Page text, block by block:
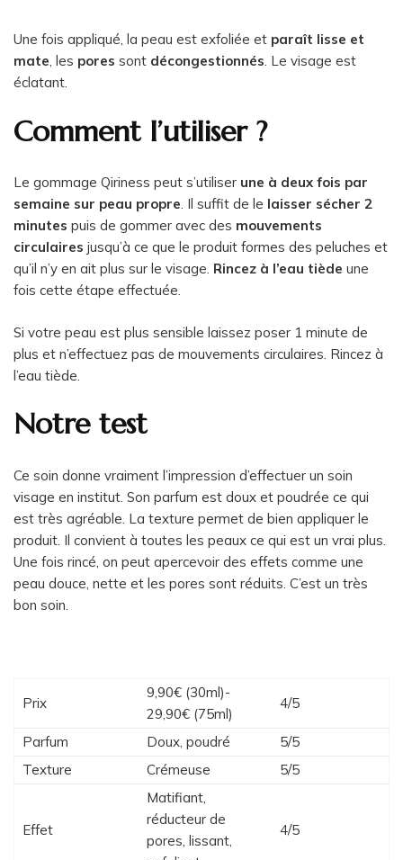
Une fois appliqué, la peau est exfoliée et paraît lisse et
mate, les pores sont décongestionnés. Le visage est
éclatant.
Comment l’utiliser ?
Le gommage Qiriness peut s’utiliser une à deux fois par
semaine sur peau propre. Il suffit de le laisser sécher 2
minutes puis de gommer avec des mouvements
circulaires jusqu’à ce que le produit formes des peluches et
qu’il n’y en ait plus sur le visage. Rincez à l’eau tiède une
fois cette étape effectuée.
Si votre peau est plus sensible laissez poser 1 minute de
plus et n’effectuez pas de mouvements circulaires. Rincez à
l’eau tiède.
Notre test
Ce soin donne vraiment l’impression d’effectuer un soin
visage en institut. Son parfum est doux et poudrée ce qui
est très agréable. La texture permet de bien appliquer le
produit. Il convient à toutes les peaux ce qui est un vrai plus.
Une fois rincé, on peut apercevoir des effets comme une
peau douce, nette et les pores sont réduits. C’est un très
bon soin.
Prix
9,90€ (30ml)-
29,90€ (75ml)
4/5
Parfum Doux, poudré
5/5
Texture
Crémeuse 5/5
Effet
Matifiant,
réducteur de
pores, lissant,
4/5